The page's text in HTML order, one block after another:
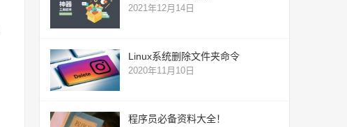
2021年12月14日
Linux系统删除文件夹命令
2020年11月10日
程序员必备资料大全！